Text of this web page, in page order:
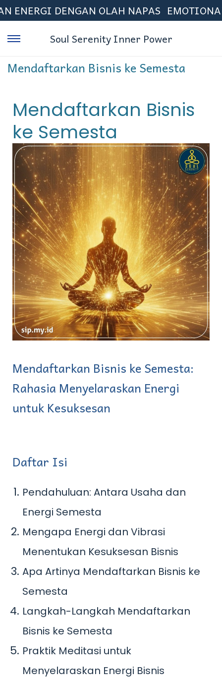
DENGAN OLAH NAPAS EMOTIONAL
Soul Serenity Inner Power
Mendaftarkan Bisnis ke Semesta
Mendaftarkan Bisnis
ke Semesta
Mendaftarkan Bisnis ke Semesta:
Rahasia Menyelaraskan Energi
untuk Kesuksesan
Daftar Isi
Pendahuluan: Antara Usaha dan
Energi Semesta
Mengapa Energi dan Vibrasi
Menentukan Kesuksesan Bisnis
Apa Artinya Mendaftarkan Bisnis ke
Semesta
Langkah-Langkah Mendaftarkan
Bisnis ke Semesta
Praktik Meditasi untuk
Menyelaraskan Energi Bisnis